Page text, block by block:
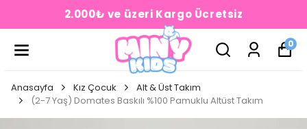
2.000₺ ve üzeri Kargo Ücretsiz
0
Anasayfa Kız Çocuk
Alt & Üst Takım
(2-7 Yaş) Domates Baskılı %100 Pamuklu Altüst Takım